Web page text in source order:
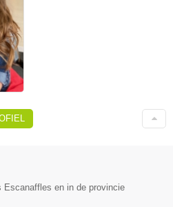
Escanaffles en in de provincie